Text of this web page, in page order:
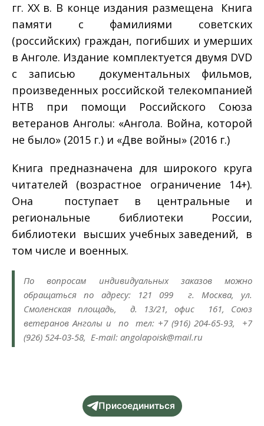
гг. ХХ в. В конце издания размещена Книга
памяти с фамилиями советских
(российских) граждан, погибших и умерших
в Анголе. Издание комплектуется двумя DVD
с записью документальных фильмов,
произведенных российской телекомпанией
НТВ при помощи Российского Союза
ветеранов Анголы: «Ангола. Война, которой
не было» (2015 г.) и «Две войны» (2016 г.)
Книга предназначена для широкого круга
читателей (возрастное ограничение 14+).
Она поступает в центральные и
региональные библиотеки России,
библиотеки высших учебных заведений, в
том числе и военных.
По вопросам индивидуальных заказов можно
обращаться по адресу: 121 099 г. Москва, ул.
Смоленская площадь, д. 13/21, офис 161, Союз
ветеранов Анголы и по тел: +7 (916) 204-65-93, +7
(926) 524-03-58, E-mail: angolapoisk@mail.ru
Присоединиться